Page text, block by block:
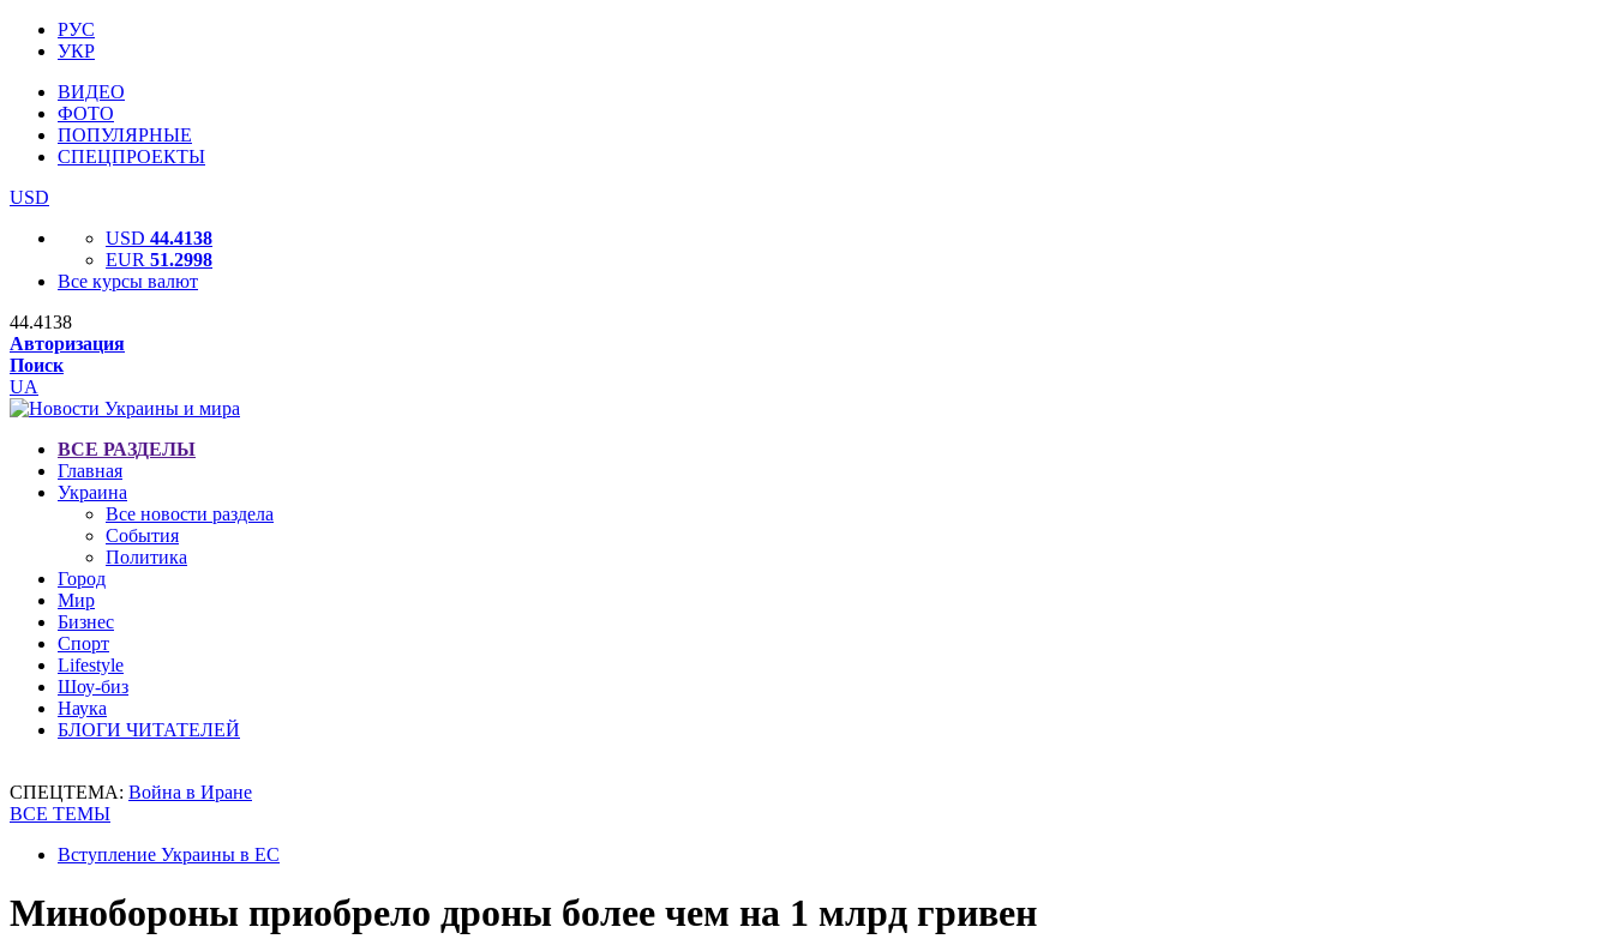
РУС
УКР
ВИДЕО
ФОТО
ПОПУЛЯРНЫЕ
СПЕЦПРОЕКТЫ
USD
USD 44.4138
EUR 51.2998
Все курсы валют
44.4138
Авторизация
Поиск
UA
ВСЕ РАЗДЕЛЫ
Главная
Украина
Все новости раздела
События
Политика
Город
Мир
Бизнес
Спорт
Lifestyle
Шоу-биз
Наука
БЛОГИ ЧИТАТЕЛЕЙ
СПЕЦТЕМА: Война в Иране
ВСЕ ТЕМЫ
Вступление Украины в ЕС
Минобороны приобрело дроны более чем на 1 млрд гривен